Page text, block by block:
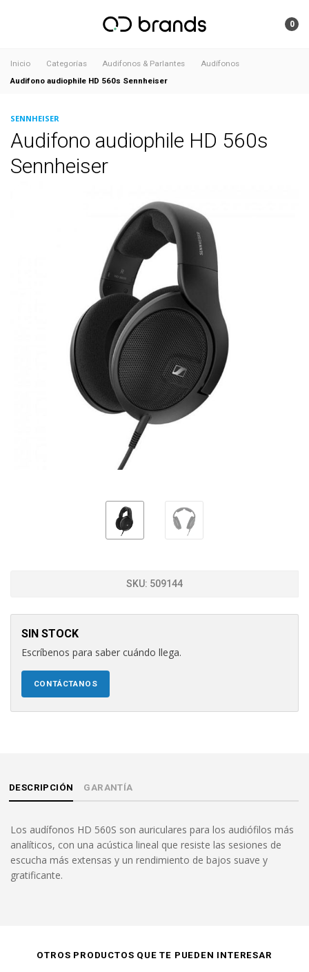
0
Inicio Categorías Audifonos & Parlantes
Audífonos
Audifono audiophile HD 560s Sennheiser
SENNHEISER
Audifono audiophile HD 560s
Sennheiser
SKU: 509144
SIN STOCK
Escríbenos para saber cuándo llega.
CONTÁCTANOS
DESCRIPCIÓN GARANTÍA
Los audífonos HD 560S son auriculares para los audiófilos más
analíticos, con una acústica lineal que resiste las sesiones de
escucha más extensas y un rendimiento de bajos suave y
gratificante.
OTROS PRODUCTOS QUE TE PUEDEN INTERESAR